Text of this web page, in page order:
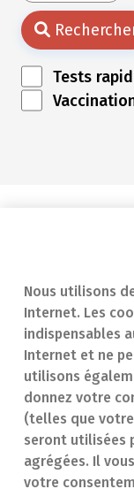
Nous utilisons
Internet. Les
indispensables
Internet et ne
utilisons
donnez votre
(telles que
seront utilisées
agrégées. Il
votre
Tests
Trouver une
pharmacie
Notre
Maladies
Médicaments